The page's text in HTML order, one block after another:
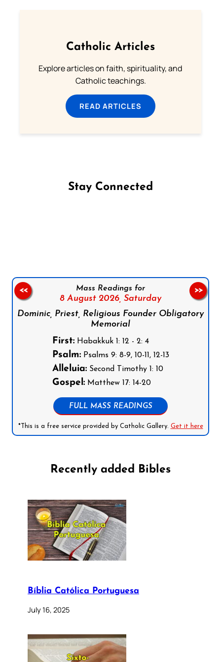
Catholic Articles
Explore articles on faith, spirituality, and
Catholic teachings.
READ ARTICLES
Stay Connected
Mass Readings for
8 August 2026, Saturday
Dominic, Priest, Religious Founder Obligatory
Memorial
First:Habakkuk 1: 12 - 2: 4
Psalm:Psalms 9: 8-9, 10-11, 12-13
Alleluia:Second Timothy 1: 10
Gospel:Matthew 17: 14-20
FULL MASS READINGS
*This is a free service provided by Catholic Gallery. Get it here
<< >>
Recently added Bibles
Bíblia Católica Portuguesa
July 16, 2025